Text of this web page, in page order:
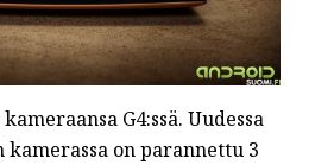
G4:ssä. Uudessa
kamerassa on parannettu 3